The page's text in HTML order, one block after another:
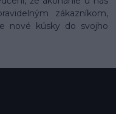
zákazníkom,
nové kúsky do svojho